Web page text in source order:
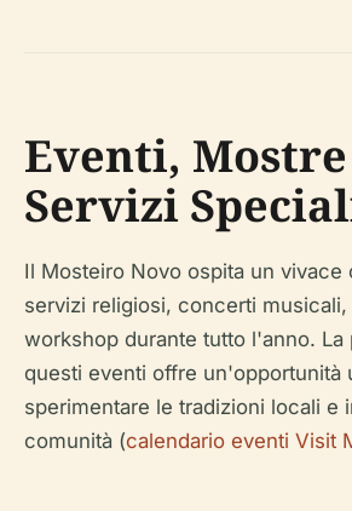
Eventi, Mostre
Servizi
Il Mosteiro Novo ospita un vivace
servizi religiosi, concerti
workshop durante tutto l'anno. La
questi eventi offre un'opportunità
sperimentare le tradizioni locali e
comunità (calendario eventi Visit